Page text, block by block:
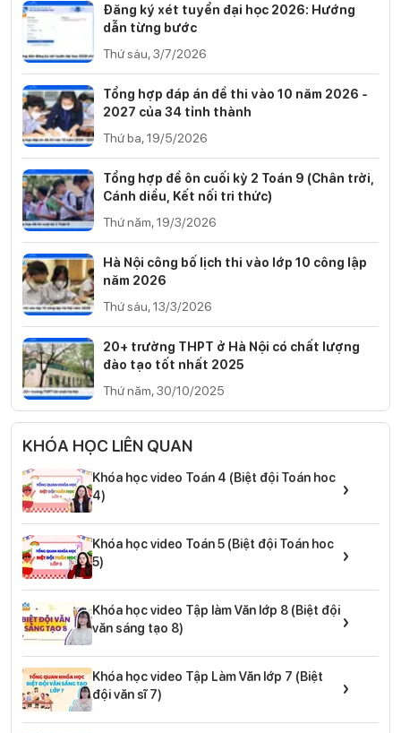
Đăng ký xét tuyển đại học 2026: Hướng
dẫn từng bước
Thứ sáu, 3/7/2026
Tổng hợp đáp án đề thi vào 10 năm 2026 -
2027 của 34 tỉnh thành
Thứ ba, 19/5/2026
Tổng hợp đề ôn cuối kỳ 2 Toán 9 (Chân trời,
Cánh diều, Kết nối tri thức)
Thứ năm, 19/3/2026
Hà Nội công bố lịch thi vào lớp 10 công lập
năm 2026
Thứ sáu, 13/3/2026
20+ trường THPT ở Hà Nội có chất lượng
đào tạo tốt nhất 2025
Thứ năm, 30/10/2025
KHÓA HỌC LIÊN QUAN
Khóa học video Toán 4 (Biệt đội Toán hoc
4)
›
Khóa học video Toán 5 (Biệt đội Toán hoc
5)
›
Khóa học video Tập làm Văn lớp 8 (Biệt đội
văn sáng tạo 8)
›
Khóa học video Tập Làm Văn lớp 7 (Biệt
đội văn sĩ 7)
›